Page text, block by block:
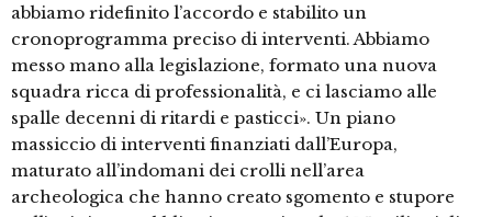
abbiamo ridefinito l’accordo e stabilito un
cronoprogramma preciso di interventi. Abbiamo
messo mano alla legislazione, formato una nuova
squadra ricca di professionalità, e ci lasciamo alle
spalle decenni di ritardi e pasticci». Un piano
massiccio di interventi finanziati dall’Europa,
maturato all’indomani dei crolli nell’area
archeologica che hanno creato sgomento e stupore